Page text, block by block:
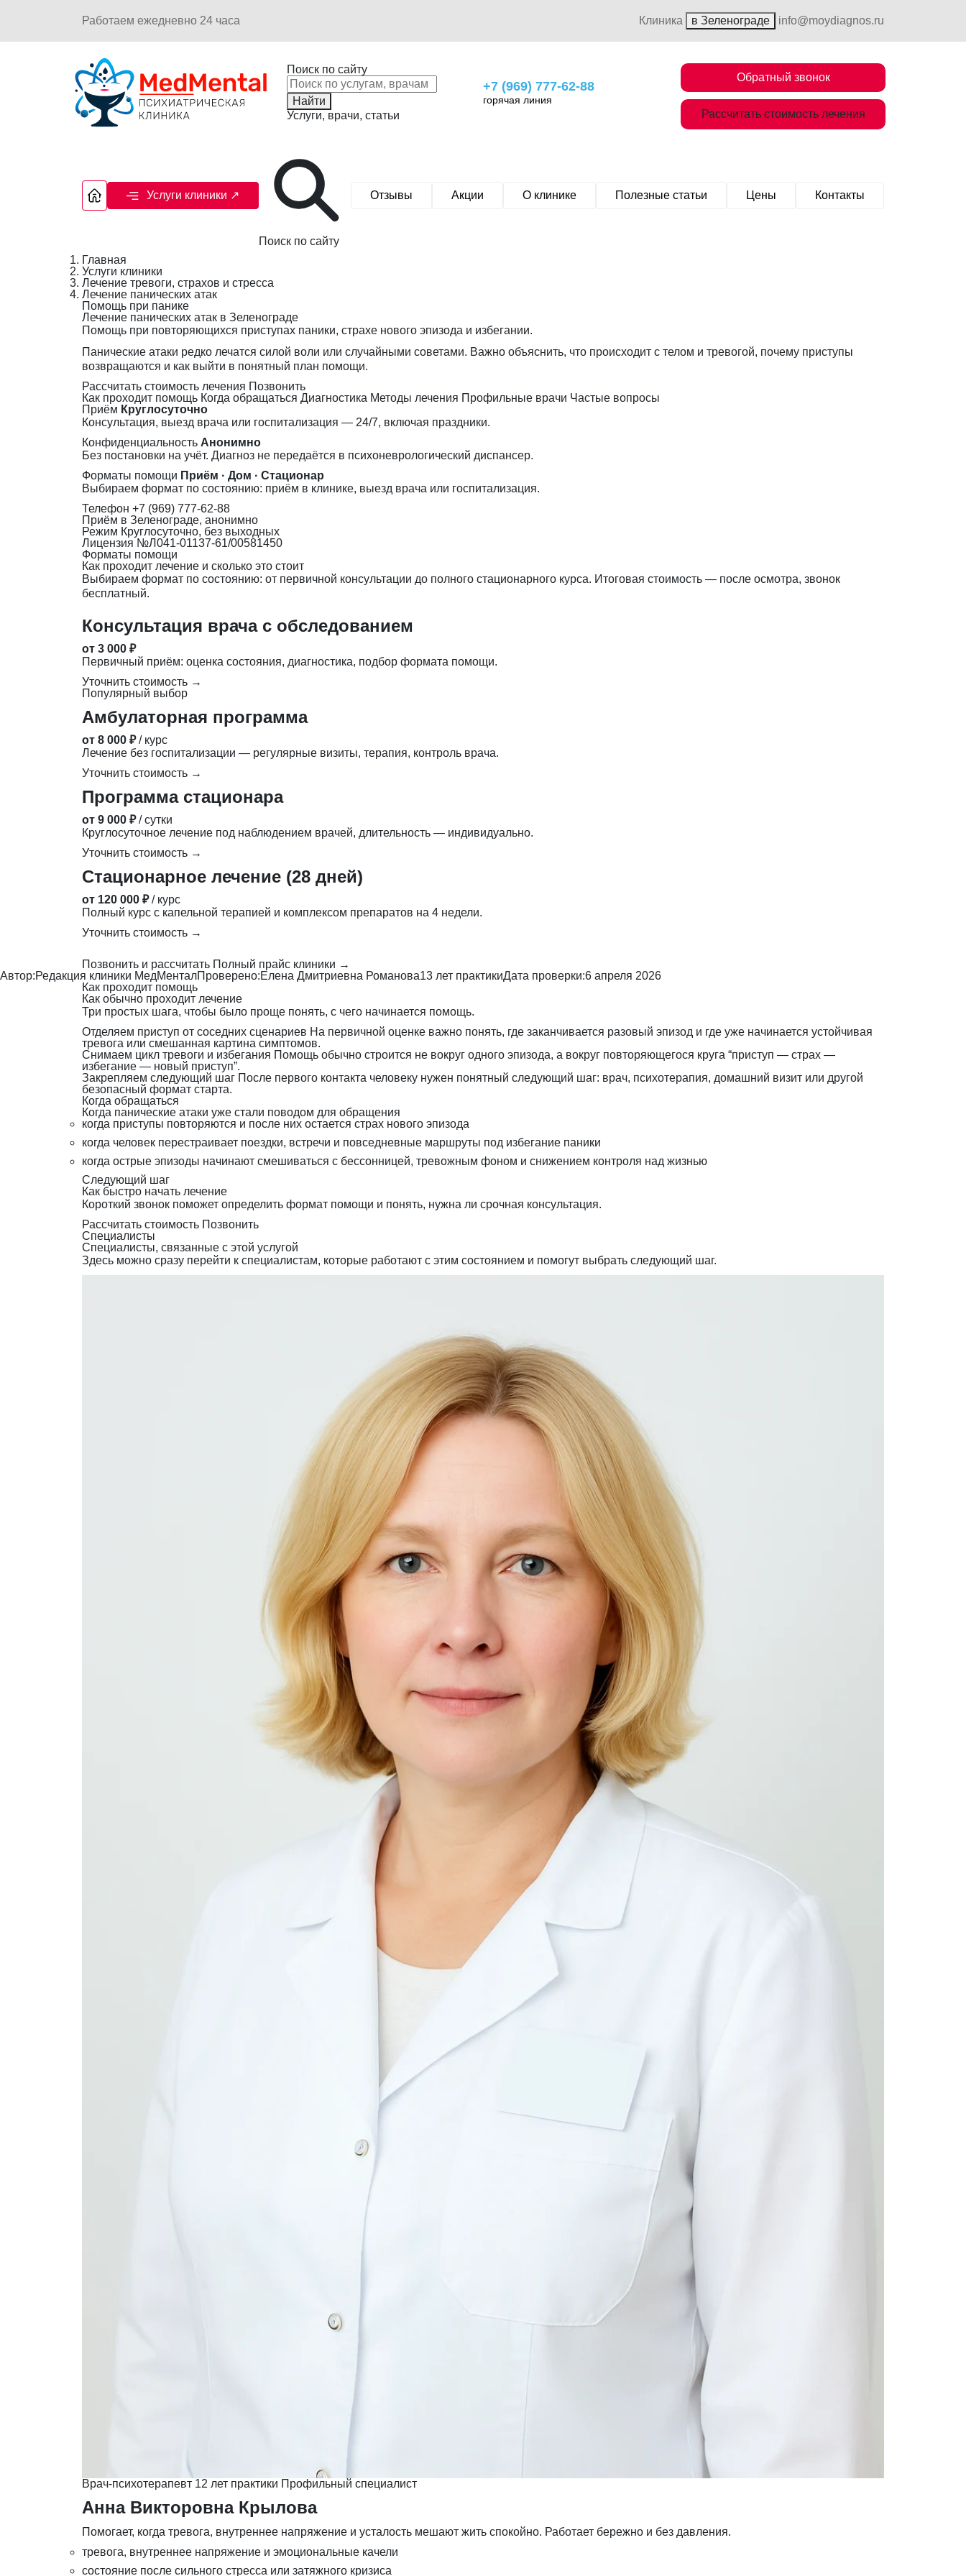
Работаем ежедневно 24 часа Клиника в Зеленограде info@moydiagnos.ru
Поиск по сайту
Найти
Услуги, врачи, статьи
+7 (969) 777-62-88
горячая линия
Обратный звонок
Рассчитать стоимость лечения
Услуги клиники ↗
Поиск по сайту
Отзывы Акции О клинике Полезные статьи Цены Контакты
Главная
Услуги клиники
Лечение тревоги, страхов и стресса
Лечение панических атак
Помощь при панике
Лечение панических атак в Зеленограде
Помощь при повторяющихся приступах паники, страхе нового эпизода и избегании.
Панические атаки редко лечатся силой воли или случайными советами. Важно объяснить, что происходит с телом и тревогой, почему приступы
возвращаются и как выйти в понятный план помощи.
Рассчитать стоимость лечения Позвонить
Как проходит помощь Когда обращаться Диагностика Методы лечения Профильные врачи Частые вопросы
Приём Круглосуточно
Консультация, выезд врача или госпитализация — 24/7, включая праздники.
Конфиденциальность Анонимно
Без постановки на учёт. Диагноз не передаётся в психоневрологический диспансер.
Форматы помощи Приём · Дом · Стационар
Выбираем формат по состоянию: приём в клинике, выезд врача или госпитализация.
Телефон +7 (969) 777-62-88
Приём в Зеленограде, анонимно
Режим Круглосуточно, без выходных
Лицензия №Л041-01137-61/00581450
Форматы помощи
Как проходит лечение и сколько это стоит
Выбираем формат по состоянию: от первичной консультации до полного стационарного курса. Итоговая стоимость — после осмотра, звонок
бесплатный.
Консультация врача с обследованием
от 3 000 ₽
Первичный приём: оценка состояния, диагностика, подбор формата помощи.
Уточнить стоимость →
Популярный выбор
Амбулаторная программа
от 8 000 ₽ / курс
Лечение без госпитализации — регулярные визиты, терапия, контроль врача.
Уточнить стоимость →
Программа стационара
от 9 000 ₽ / сутки
Круглосуточное лечение под наблюдением врачей, длительность — индивидуально.
Уточнить стоимость →
Стационарное лечение (28 дней)
от 120 000 ₽ / курс
Полный курс с капельной терапией и комплексом препаратов на 4 недели.
Уточнить стоимость →
Позвонить и рассчитать Полный прайс клиники →
Автор:Редакция клиники МедМенталПроверено:Елена Дмитриевна Романова13 лет практикиДата проверки:6 апреля 2026
Как проходит помощь
Как обычно проходит лечение
Три простых шага, чтобы было проще понять, с чего начинается помощь.
Отделяем приступ от соседних сценариев На первичной оценке важно понять, где заканчивается разовый эпизод и где уже начинается устойчивая
тревога или смешанная картина симптомов.
Снимаем цикл тревоги и избегания Помощь обычно строится не вокруг одного эпизода, а вокруг повторяющегося круга “приступ — страх —
избегание — новый приступ”.
Закрепляем следующий шаг После первого контакта человеку нужен понятный следующий шаг: врач, психотерапия, домашний визит или другой
безопасный формат старта.
Когда обращаться
Когда панические атаки уже стали поводом для обращения
когда приступы повторяются и после них остается страх нового эпизода
когда человек перестраивает поездки, встречи и повседневные маршруты под избегание паники
когда острые эпизоды начинают смешиваться с бессонницей, тревожным фоном и снижением контроля над жизнью
Следующий шаг
Как быстро начать лечение
Короткий звонок поможет определить формат помощи и понять, нужна ли срочная консультация.
Рассчитать стоимость Позвонить
Специалисты
Специалисты, связанные с этой услугой
Здесь можно сразу перейти к специалистам, которые работают с этим состоянием и помогут выбрать следующий шаг.
Врач-психотерапевт 12 лет практики Профильный специалист
Анна Викторовна Крылова
Помогает, когда тревога, внутреннее напряжение и усталость мешают жить спокойно. Работает бережно и без давления.
тревога, внутреннее напряжение и эмоциональные качели
состояние после сильного стресса или затяжного кризиса